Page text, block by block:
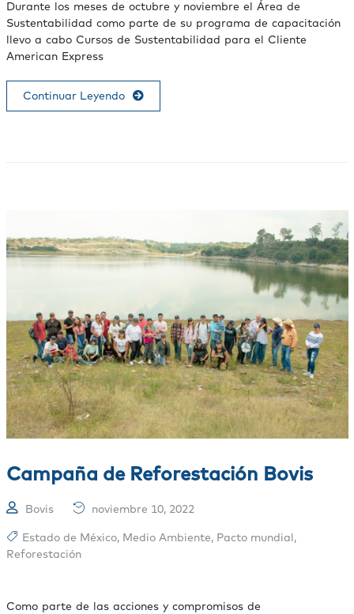
Durante los meses de octubre y noviembre el Área de
Sustentabilidad como parte de su programa de capacitación
llevo a cabo Cursos de Sustentabilidad para el Cliente
American Express
Continuar Leyendo
Campaña de Reforestación Bovis
Bovis
noviembre 10, 2022
Estado de México, Medio Ambiente, Pacto mundial,
Reforestación
Como parte de las acciones y compromisos de